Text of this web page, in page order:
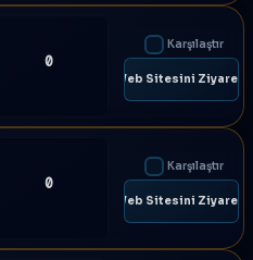
0
Karşılaştır
🌐 Web Sitesini Ziyaret
0
Karşılaştır
🌐 Web Sitesini Ziyaret